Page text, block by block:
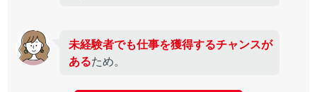
未経験者でも仕事を獲得するチャンスが
あるため。